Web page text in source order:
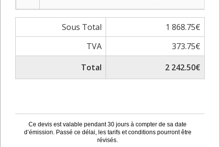
Sous Total
1 868.75€
TVA
373.75€
Total
2 242.50€
Ce devis est valable pendant 30 jours à compter de sa date
d’émission. Passé ce délai, les tarifs et conditions pourront être
révisés.